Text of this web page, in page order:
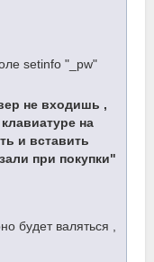
setinfo "_pw"
не входишь ,
на
и вставить
при покупки"
будет валяться ,